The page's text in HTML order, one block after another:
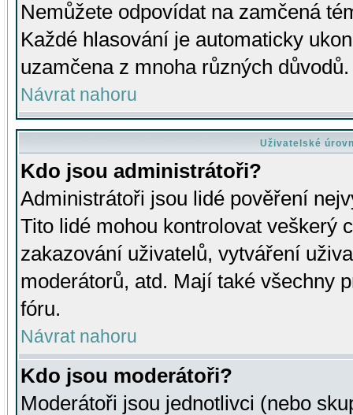
Nemůžete odpovídat na zamčená
Každé hlasování je automaticky
uzamčena z mnoha různých důvodů.
Návrat nahoru
Uživatelské
Kdo jsou administrátoři?
Administrátoři jsou lidé pověření
Tito lidé mohou kontrolovat veškerý
zakazování uživatelů, vytváření
moderátorů, atd. Mají také všechny
fóru.
Návrat nahoru
Kdo jsou moderátoři?
Moderátoři jsou jednotlivci (nebo